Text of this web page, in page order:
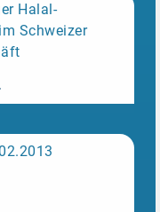
Halal-
Schweizer